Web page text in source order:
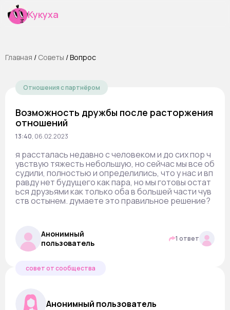
Кукуха
Главная / Cоветы /Вопрос
Отношения с партнёром
Возможность дружбы после расторжения
отношений
13:40, 06.02.2023
я рассталась недавно с человеком и до сих пор ч
увствую тяжесть небольшую, но сейчас мы все об
судили, полностью и определились, что у нас и вп
равду нет будущего как пара, но мы готовы остат
ься друзьями как только оба в большей части чув
ств остынем. думаете это правильное решение?
Анонимный
пользователь
1 ответ
совет от сообщества
Анонимный пользователь